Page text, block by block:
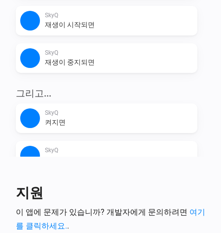
SkyQ
재생이 시작되면
SkyQ
재생이 중지되면
그리고...
SkyQ
켜지면
SkyQ
그러면...
SkyQ
지원
이 앱에 문제가 있습니까? 개발자에게 문의하려면 여기
를 클릭하세요..